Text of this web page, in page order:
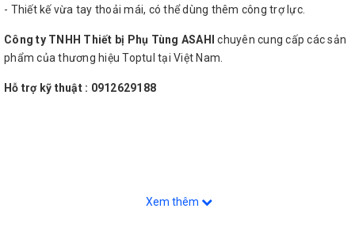
- Thiết kế vừa tay thoải mái, có thể dùng thêm công trợ lực.
Công ty TNHH Thiết bị Phụ Tùng ASAHIchuyên cung cấp các sản
phẩm của thương hiệu Toptul tại Việt Nam.
Hỗ trợ kỹ thuật : 0912629188
Xem thêm